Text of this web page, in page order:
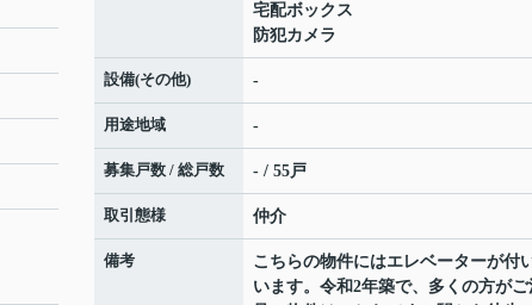
宅配ボックス
防犯カメラ
設備(その他) -
用途地域 -
募集戸数 / 総戸数 - / 55戸
取引態様 仲介
備考
こちらの物件にはエレベーターが付
います。令和2年築で、多くの方がご